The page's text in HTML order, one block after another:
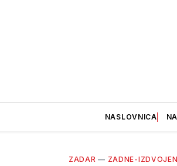
NASLOVNICA
ZADAR — ZADNE-